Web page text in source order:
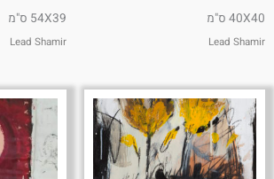
40X40 ס"מ
Lead Shamir
54X39 ס"מ
Lead Shamir